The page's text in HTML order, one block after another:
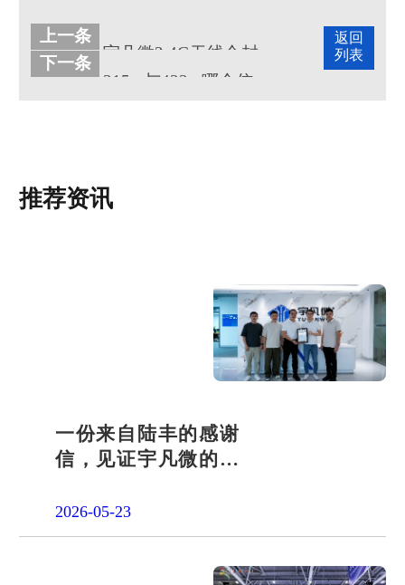
返回
列表
上一条
宇凡微2.4G无线合封芯片内置mcu，支持硬件级BLE广播包收发
下一条
315m与433m哪个信号强度高
推荐资讯
一份来自陆丰的感谢
信，见证宇凡微的社
2026-05-23